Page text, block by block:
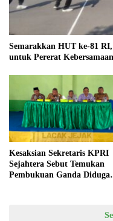
Semarakkan HUT ke-81
untuk Pererat
Kesaksian Sekretaris KPRI
Sejahtera Sebut Temukan
Pembukuan Ganda Diduga